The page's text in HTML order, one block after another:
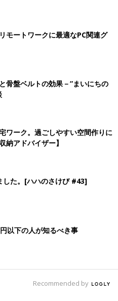
モートワークに最適なPC関連グ
骨盤ベルトの効果－”まいにちの
ワーク。過ごしやすい空間作りに
納アドバイザー】
した。[ハハのさけび #43]
以下の人が知るべき事
Recommended by